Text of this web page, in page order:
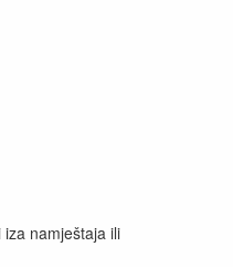
namještaja ili